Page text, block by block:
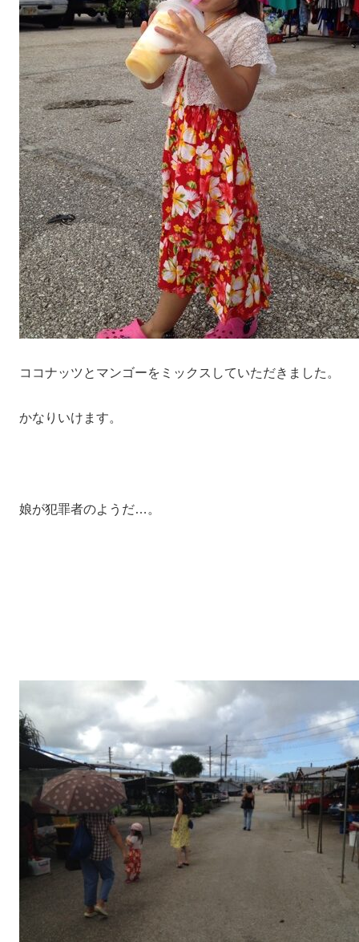
ココナッツとマンゴーをミックスしていただきました。
かなりいけます。
娘が犯罪者のようだ…。